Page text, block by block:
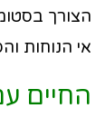
הצורך
אי הנוחות
החיים